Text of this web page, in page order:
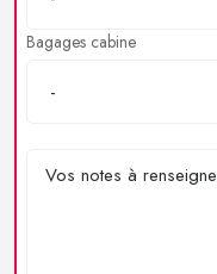
Bagages cabine